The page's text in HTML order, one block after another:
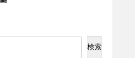
検索